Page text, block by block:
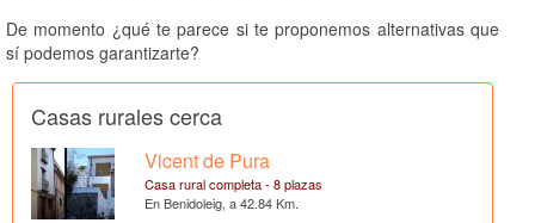
De momento ¿qué te parece si te proponemos alternativas que
sí podemos garantizarte?
Casas rurales cerca
Vicent de Pura
Casa rural completa - 8 plazas
En Benidoleig, a 42.84 Km.